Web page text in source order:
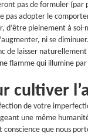
pas de formuler (par
pas adopter le
d’être pleinement à
ni se
de laisser
flamme qui illumine
cultiver
de votre
une même
conscience que nous